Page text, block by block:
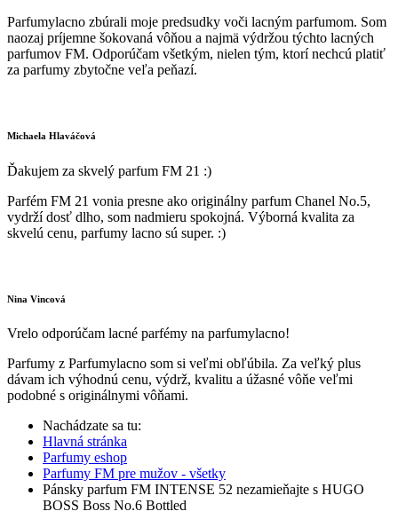
Parfumylacno zbúrali moje predsudky voči lacným parfumom. Som
naozaj príjemne šokovaná vôňou a najmä výdržou týchto lacných
parfumov FM. Odporúčam všetkým, nielen tým, ktorí nechcú platiť
za parfumy zbytočne veľa peňazí.
Michaela Hlaváčová
Ďakujem za skvelý parfum FM 21 :)
Parfém FM 21 vonia presne ako originálny parfum Chanel No.5,
vydrží dosť dlho, som nadmieru spokojná. Výborná kvalita za
skvelú cenu, parfumy lacno sú super. :)
Nina Vincová
Vrelo odporúčam lacné parfémy na parfumylacno!
Parfumy z Parfumylacno som si veľmi obľúbila. Za veľký plus
dávam ich výhodnú cenu, výdrž, kvalitu a úžasné vôňe veľmi
podobné s originálnymi vôňami.
Nachádzate sa tu:
Hlavná stránka
Parfumy eshop
Parfumy FM pre mužov - všetky
Pánsky parfum FM INTENSE 52 nezamieňajte s HUGO
BOSS Boss No.6 Bottled